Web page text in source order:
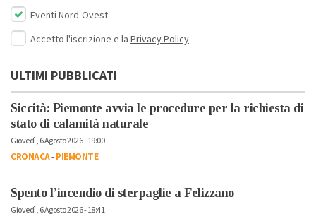
Eventi Nord-Ovest
Accetto l'iscrizione e la Privacy Policy
ULTIMI PUBBLICATI
Siccità: Piemonte avvia le procedure per la richiesta di
stato di calamità naturale
Giovedì, 6 Agosto 2026 - 19:00
CRONACA-PIEMONTE
Spento l’incendio di sterpaglie a Felizzano
Giovedì, 6 Agosto 2026 - 18:41